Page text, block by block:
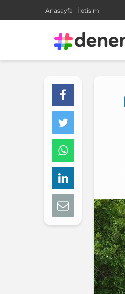
Anasayfa İletişim